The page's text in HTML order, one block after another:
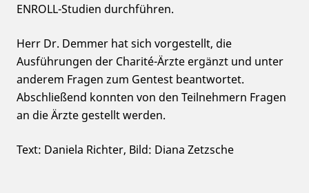
ENROLL-Studien durchführen.
Herr Dr. Demmer hat sich vorgestellt, die
Ausführungen der Charité-Ärzte ergänzt und unter
anderem Fragen zum Gentest beantwortet.
Abschließend konnten von den Teilnehmern Fragen
an die Ärzte gestellt werden.
Text: Daniela Richter, Bild: Diana Zetzsche